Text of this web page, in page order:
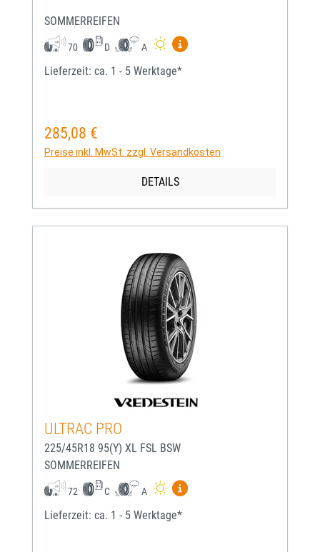
SOMMERREIFEN
70 D A
Mehr Informationen zum
Lieferzeit: ca. 1 - 5 Werktage*
Regulärer Preis:
285,08 €
Preise inkl. MwSt. zzgl. Versandkosten
DETAILS
ULTRAC PRO
225/45R18 95(Y) XL FSL BSW
SOMMERREIFEN
72 C A
Mehr Informationen zum
Lieferzeit: ca. 1 - 5 Werktage*